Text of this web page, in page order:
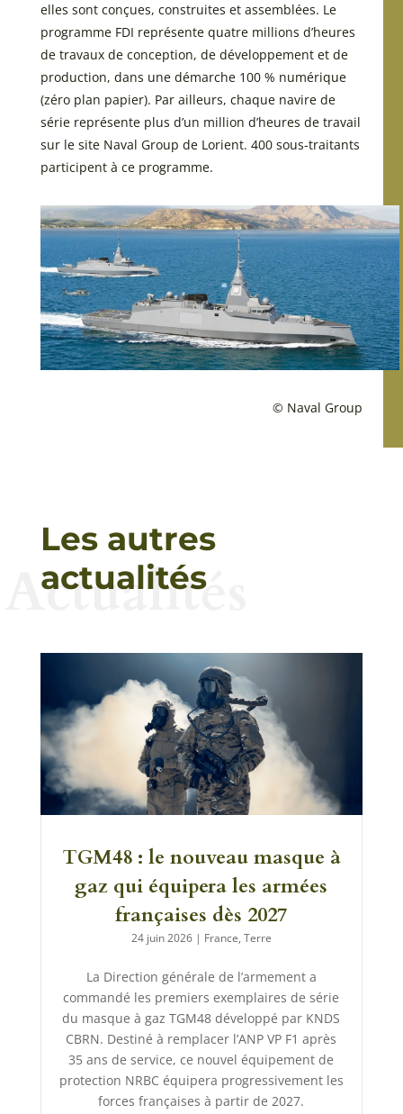
elles sont conçues, construites et assemblées. Le
programme FDI représente quatre millions d’heures
de travaux de conception, de développement et de
production, dans une démarche 100 % numérique
(zéro plan papier). Par ailleurs, chaque navire de
série représente plus d’un million d’heures de travail
sur le site Naval Group de Lorient. 400 sous-traitants
participent à ce programme.
© Naval Group
Les autres
actualités
Actualités
TGM48 : le nouveau masque à
gaz qui équipera les armées
françaises dès 2027
24 juin 2026| France, Terre
La Direction générale de l’armement a
commandé les premiers exemplaires de série
du masque à gaz TGM48 développé par KNDS
CBRN. Destiné à remplacer l’ANP VP F1 après
35 ans de service, ce nouvel équipement de
protection NRBC équipera progressivement les
forces françaises à partir de 2027.